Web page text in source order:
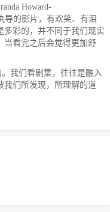
Howard-
导的影片，有欢笑、有泪
多彩的，并不同于我们现实
当看完之后会觉得更加舒
我们看剧集，往往是融入
我们所发现，所理解的道